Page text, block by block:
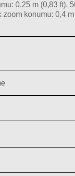
0,25 m (0,83 ft),
konumu: 0,4